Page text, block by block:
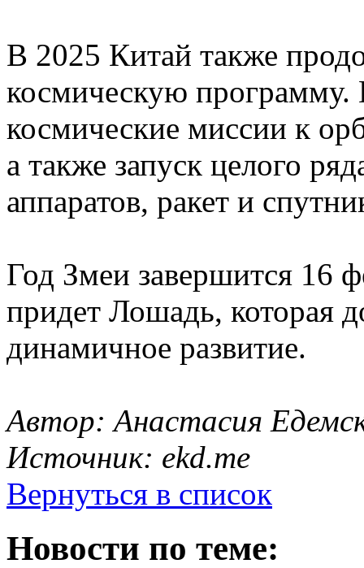
В 2025 Китай также
космическую программу.
космические миссии к
а также запуск целого
аппаратов, ракет и
Год Змеи завершится 16
придет Лошадь, которая
динамичное развитие.
Автор: Анастасия
Источник: ekd.me
Вернуться в список
Новости по теме: